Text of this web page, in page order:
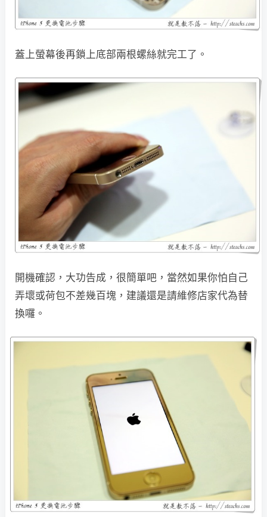
蓋上螢幕後再鎖上底部兩根螺絲就完工了。
開機確認，大功告成，很簡單吧，當然如果你怕自己
弄壞或荷包不差幾百塊，建議還是請維修店家代為替
換囉。